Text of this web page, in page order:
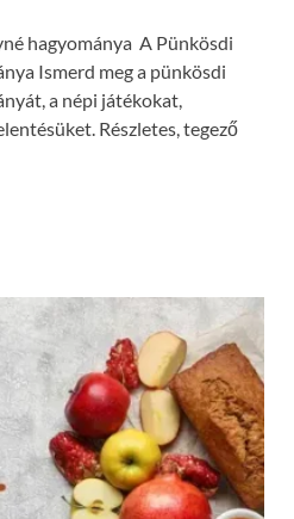
hagyománya A Pünkösdi
Ismerd meg a pünkösdi
a népi játékokat,
Részletes, tegező